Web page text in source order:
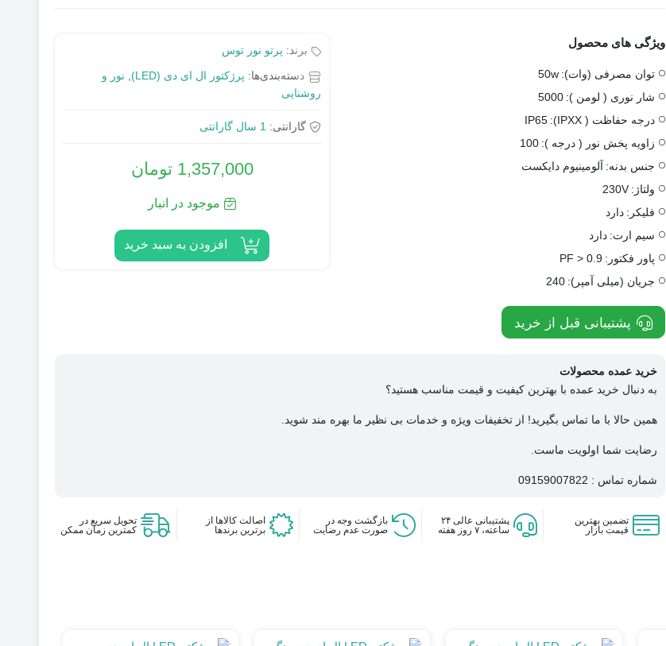
ویژگی های محصول
توان مصرفی (وات): 50w
شار نوری ( لومن ): 5000
درجه حفاظت ( IPXX):
IP65
زاویه پخش نور ( درجه ): 100
جنس بدنه: آلومینیوم دایکست
ولتاژ: 230V
فلیکر: دارد
سیم ارت: دارد
پاور فکتور: PF > 0.9
جریان (میلی آمپر): 240
پشتیبانی قبل از خرید
برند: پرتو نور توس
دسته‌بندی‌ها: پرژکتور ال ای دی (LED)
نور و
روشنایی
گارانتی: 1 سال گارانتی
1,357,000 تومان
موجود در انبار
افزودن به سبد خرید
خرید عمده محصولات
به دنبال خرید عمده با بهترین کیفیت و قیمت مناسب هستید؟
همین حالا با ما تماس بگیرید! از تخفیفات ویژه و خدمات بی نظیر ما بهره مند شوید.
رضایت شما اولویت ماست.
شماره تماس : 09159007822
تضمین بهترین
قیمت بازار
پشتیبانی عالی ۲۴
ساعته، ۷ روز هفته
بازگشت وجه در
صورت عدم رضایت
اصالت کالاها از
برترین برندها
تحویل سریع در
کمترین زمان ممکن